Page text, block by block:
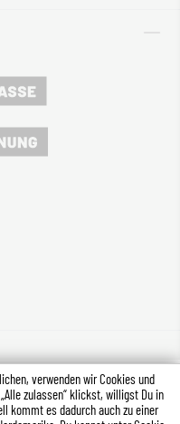
zzgl.Versandkosten
wenn nicht anders
verwenden wir Cookies und
zulassen“ klickst, willigst Du in
kommt es dadurch auch zu einer